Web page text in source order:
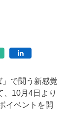
で闘う新感覚
、10月4日より
イベントを開